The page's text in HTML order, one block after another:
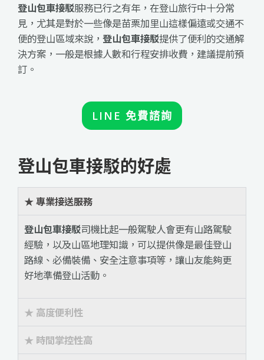
登山包車接駁服務已行之有年，在登山旅行中十分常
見，尤其是對於一些像是苗栗加里山這樣偏遠或交通不
便的登山區域來說， 登山包車接駁提供了便利的交通解
決方案，一般是根據人數和行程安排收費，建議提前預
訂。
LINE 免費諮詢
登山包車接駁的好處
★ 專業接送服務
登山包車接駁司機比起一般駕駛人會更有山路駕駛
經驗，以及山區地理知識，可以提供像是最佳登山
路線、必備裝備、安全注意事項等，讓山友能夠更
好地準備登山活動。
★ 高度便利性
★ 時間掌控性高